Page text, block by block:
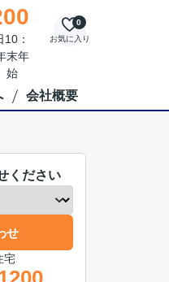
：
末年
始
お気に入り
0
会社概要
ください
せ
宅